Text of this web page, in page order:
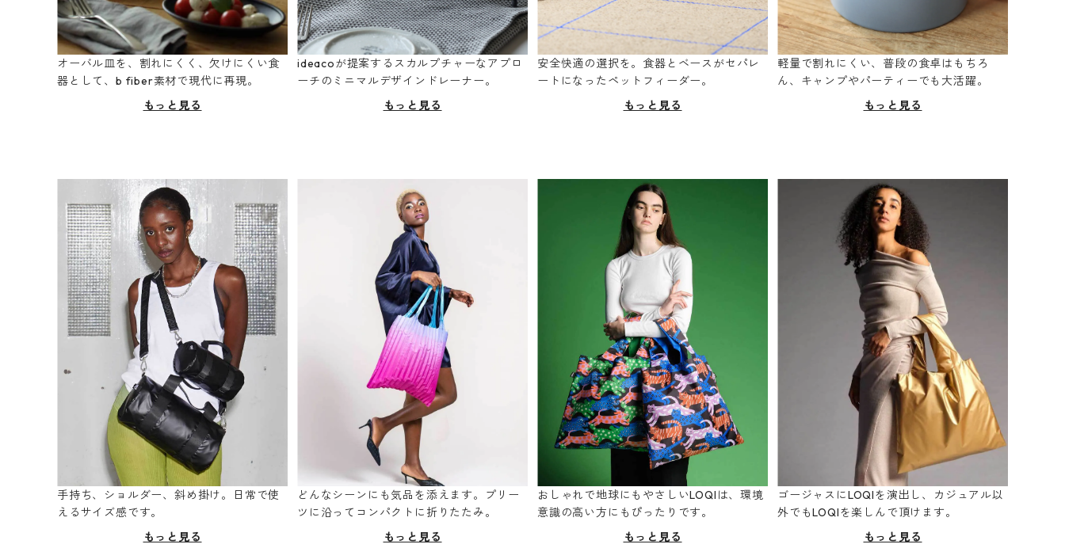
オーバル皿を、割れにくく、欠けにくい食
器として、b fiber素材で現代に再現。
もっと見る
ideacoが提案するスカルプチャーなアプロ
ーチのミニマルデザインドレーナー。
もっと見る
安全快適の選択を。食器とベースがセパレ
ートになったペットフィーダー。
もっと見る
軽量で割れにくい、普段の食卓はもちろ
ん、キャンプやパーティーでも大活躍。
もっと見る
手持ち、ショルダー、斜め掛け。日常で使
えるサイズ感です。
もっと見る
どんなシーンにも気品を添えます。プリー
ツに沿ってコンパクトに折りたたみ。
もっと見る
おしゃれで地球にもやさしいLOQIは、環境
意識の高い方にもぴったりです。
もっと見る
ゴージャスにLOQIを演出し、カジュアル以
外でもLOQIを楽しんで頂けます。
もっと見る